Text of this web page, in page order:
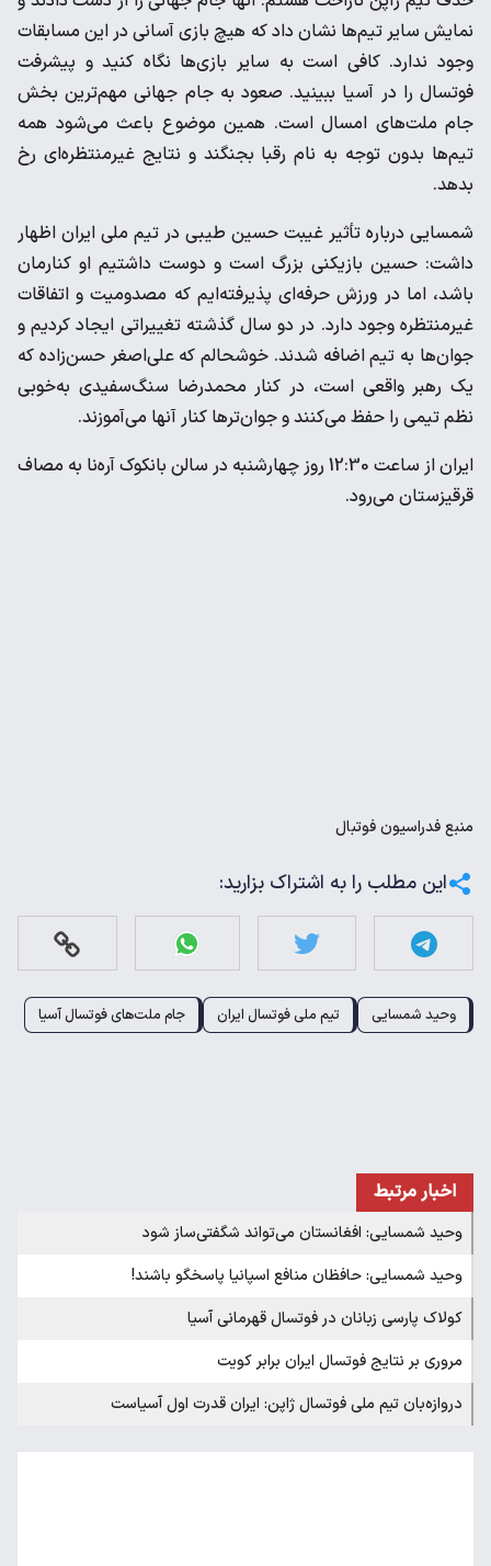
نمایش سایر تیم‌ها نشان داد که هیچ بازی آسانی در این مسابقات
وجود ندارد. کافی است به سایر بازی‌ها نگاه کنید و پیشرفت
فوتسال را در آسیا ببینید. صعود به جام جهانی مهم‌ترین بخش
جام ملت‌های امسال است. همین موضوع باعث می‌شود همه
تیم‌ها بدون توجه به نام رقبا بجنگند و نتایج غیرمنتظره‌ای رخ
بدهد.
شمسایی درباره تأثیر غیبت حسین طیبی در تیم ملی ایران اظهار
داشت: حسین بازیکنی بزرگ است و دوست داشتیم او کنارمان
باشد، اما در ورزش حرفه‌ای پذیرفته‌ایم که مصدومیت و اتفاقات
غیرمنتظره وجود دارد. در دو سال گذشته تغییراتی ایجاد کردیم و
جوان‌ها به تیم اضافه شدند. خوشحالم که علی‌اصغر حسن‌زاده که
یک رهبر واقعی است، در کنار محمدرضا سنگ‌سفیدی به‌خوبی
نظم تیمی را حفظ می‌کنند و جوان‌ترها کنار آنها می‌آموزند.
ایران از ساعت 12:30 روز چهارشنبه در سالن بانکوک آره‌نا به مصاف
قرقیزستان می‌رود.
منبعفدراسیون فوتبال
این مطلب را به اشتراک بزارید:
وحید شمسایی تیم ملی فوتسال ایران جام ملت‌های فوتسال آسیا
اخبار مرتبط
وحید شمسایی: افغانستان می‌تواند شگفتی‌ساز شود
وحید شمسایی: حافظان منافع اسپانیا پاسخگو باشند!
کولاک پارسی زبانان در فوتسال قهرمانی آسیا
مروری بر نتایج فوتسال ایران برابر کویت
دروازه‌بان تیم ملی فوتسال ژاپن: ایران قدرت اول آسیاست